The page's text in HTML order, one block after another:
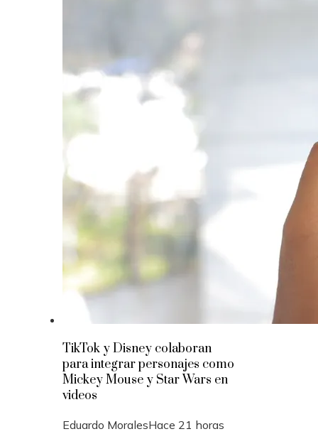
TikTok y Disney colaboran
para integrar personajes como
Mickey Mouse y Star Wars en
videos
Eduardo MoralesHace 21 horas